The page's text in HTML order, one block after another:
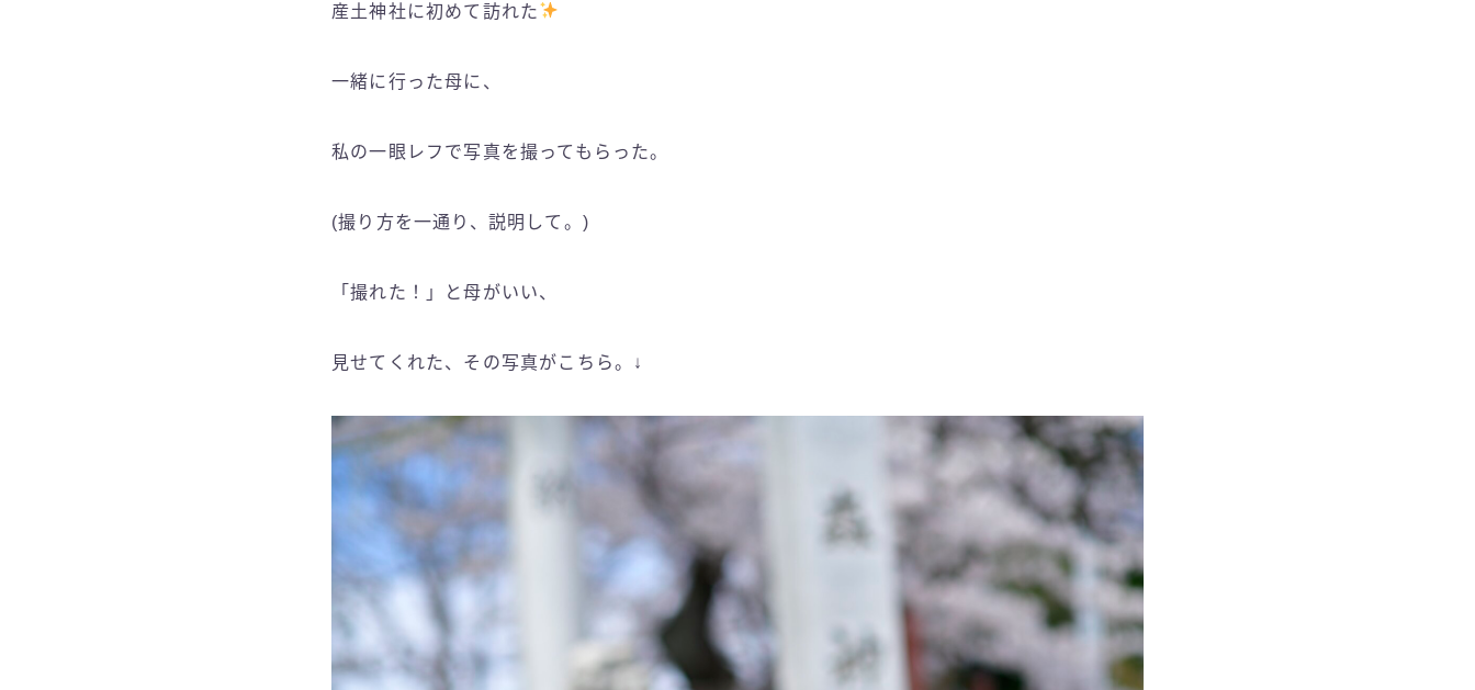
産土神社に初めて訪れた
一緒に行った母に、
私の一眼レフで写真を撮ってもらった。
(撮り方を一通り、説明して。)
「撮れた！」と母がいい、
見せてくれた、その写真がこちら。↓